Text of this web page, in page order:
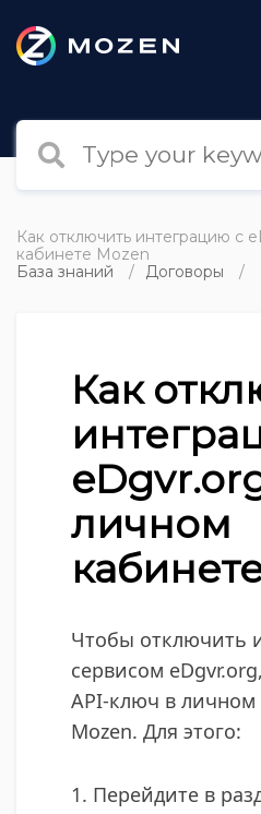
База знаний Договоры
Как отключить интеграцию с
кабинете Mozen
Как
личном
Чтобы отключить
сервисом
API-ключ в личном
Mozen. Для этого:
1. Перейдите в